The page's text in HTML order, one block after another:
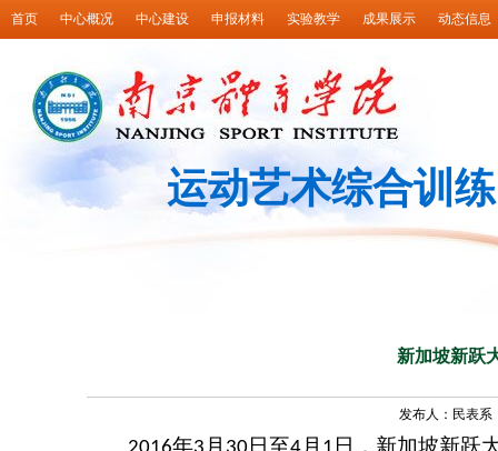
首页 中心概况 中心建设 申报材料 实验教学 成果展示 动态信息
运动艺术综合训
新加坡新跃
发布人：民表系
年 月 日至 月
日，新加坡新跃